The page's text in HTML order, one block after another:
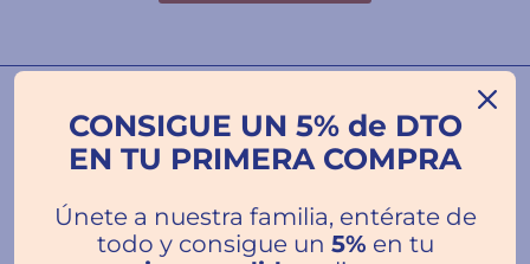
Nuestras familias hablan por
nosotros ❤️
★★★★★
CONSIGUE UN 5% de DTO
EN TU PRIMERA COMPRA
Únete a nuestra familia, entérate de
todo y consigue un 5% en tu